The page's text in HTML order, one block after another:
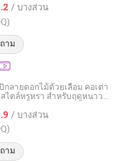
ผู้จัดจำหน่ายจากจีน
/ บางส่วน
าม
จาก 2022
กลายดอกไม้ด้วยเลื่อม คอเต่า
ไตล์หรูหรา สำหรับฤดูหนาว
/ บางส่วน
าม
จาก 2022